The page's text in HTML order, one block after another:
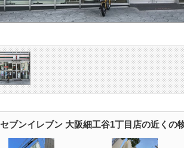
セブンイレブン 大阪細工谷1丁目店の近くの